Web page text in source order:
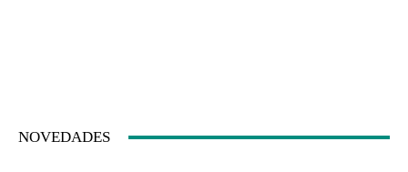
NOVEDADES